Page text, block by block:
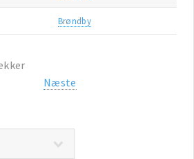
Brøndby
Næste